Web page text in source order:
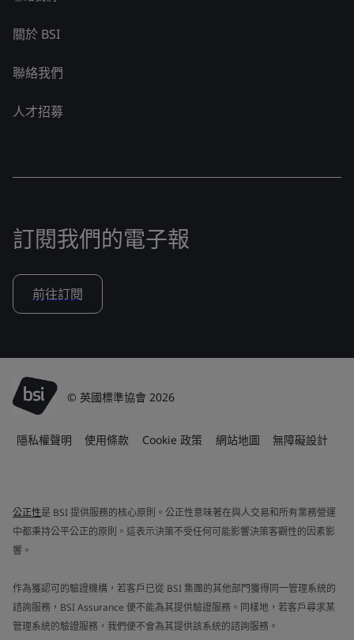
關於 BSI
聯絡我們
人才招募
訂閱我們的電子報
前往訂閱
© 英國標準協會 2026
隱私權聲明 使用條款 Cookie 政策 網站地圖 無障礙設計
公正性是 BSI 提供服務的核心原則。公正性意味著在與人交易和所有業務營運
中都秉持公平公正的原則。這表示決策不受任何可能影響決策客觀性的因素影
響。
作為獲認可的驗證機構，若客戶已從 BSI 集團的其他部門獲得同一管理系統的
諮詢服務，BSI Assurance 便不能為其提供驗證服務。同樣地，若客戶尋求某
管理系統的驗證服務，我們便不會為其提供該系統的諮詢服務。